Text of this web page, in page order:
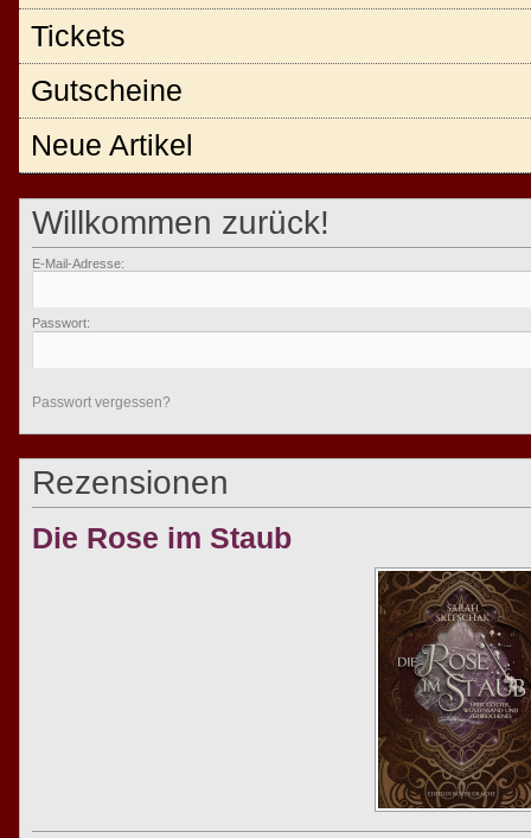
Tickets
Gutscheine
Neue Artikel
Willkommen zurück!
E-Mail-Adresse:
Passwort:
Passwort vergessen?
Rezensionen
Die Rose im Staub